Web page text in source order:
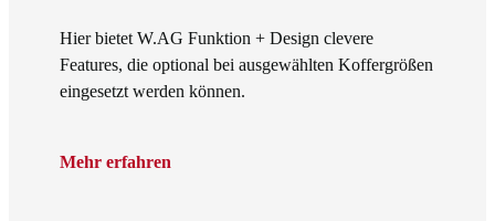
Hier bietet W.AG Funktion + Design clevere
Features, die optional bei ausgewählten Koffergrößen
eingesetzt werden können.
Mehr erfahren